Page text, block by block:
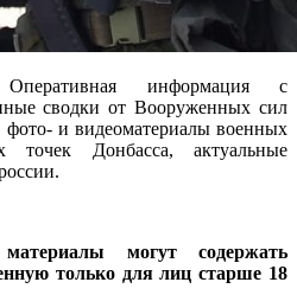
информация с
сводки от Вооруженных сил
и видеоматериалы военных
точек Донбасса, актуальные
могут содержать
только для лиц старше 18